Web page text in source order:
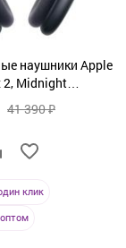
наушники Apple
2, Midnight
41 390 ₽
клик